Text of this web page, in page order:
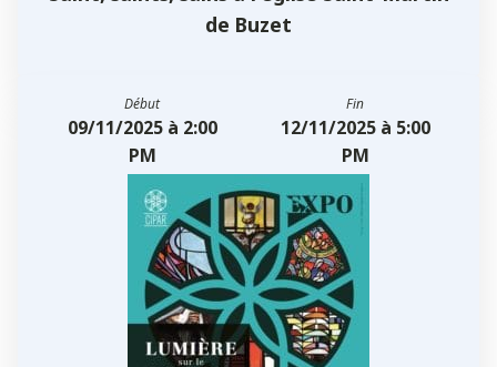
de Buzet
Début
09/11/2025 à 2:00
PM
Fin
12/11/2025 à 5:00
PM